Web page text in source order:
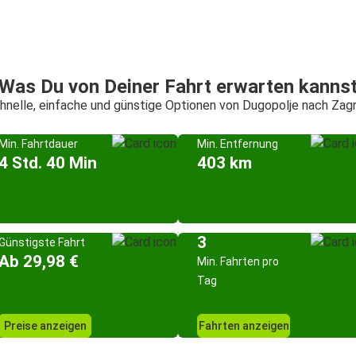
Du von Deiner Fahrt erwarten kannst
einfache und günstige Optionen von Dugopolje nach
Fahrtdauer
Std. 40 Min
Min. Entfernung
403 km
Fahrt
29,98 €
Preise anzeigen
3
Min. Fahrten pro
Tag
Fahrten anzeigen